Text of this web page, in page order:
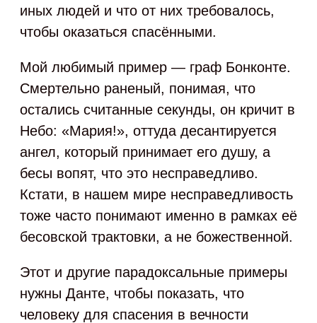
иных людей и что от них требовалось,
чтобы оказаться спасёнными.
Мой любимый пример — граф Бонконте.
Смертельно раненый, понимая, что
остались считанные секунды, он кричит в
Небо: «Мария!», оттуда десантируется
ангел, который принимает его душу, а
бесы вопят, что это несправедливо.
Кстати, в нашем мире несправедливость
тоже часто понимают именно в рамках её
бесовской трактовки, а не божественной.
Этот и другие парадоксальные примеры
нужны Данте, чтобы показать, что
человеку для спасения в вечности